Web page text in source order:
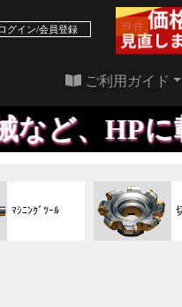
ログイン/会員登録 39 件
ご利用ガイド
て直接現
ﾏｼﾆﾝｸﾞﾂｰﾙ